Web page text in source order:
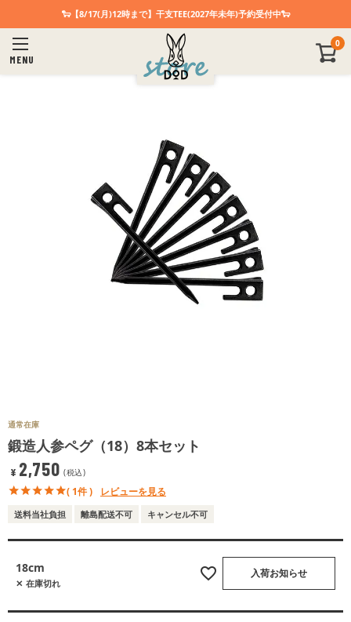
🐑【8/17(月)12時まで】干支TEE(2027年未年)予約受付中🐑
MENU
0
通常在庫
鍛造人参ペグ（18）8本セット
¥ 2,750 税込
( 1件 ) レビューを見る
送料当社負担 離島配送不可 キャンセル不可
18cm
在庫切れ
入荷お知らせ